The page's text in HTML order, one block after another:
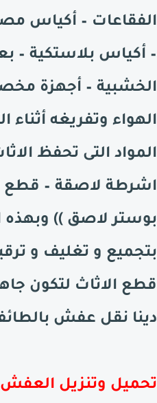
الفقاعات – أكياس
– أكياس بلاستكية –
الخشبية – أجهزة
الهواء وتفريغه
المواد التى تحفظ
اشرطة لاصقة – قطع
بوستر لاصق )) وبهذه
بتجميع و تغليف و
قطع الاثاث لتكون
دينا نقل عفش
تحميل وتنزيل العفش